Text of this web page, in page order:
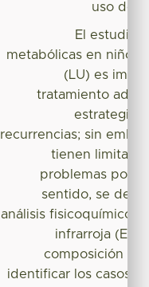
uso de
El estudio
metabólicas en niños
(LU) es
tratamiento
estrategias
recurrencias; sin
tienen
problemas poco
sentido, se
análisis fisicoquímico
infrarroja (EI),
composición de
identificar los casos